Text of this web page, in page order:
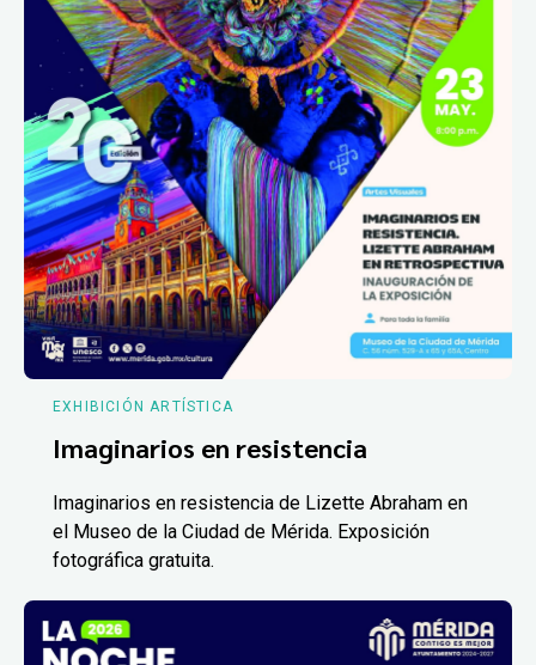
EXHIBICIÓN ARTÍSTICA
Imaginarios en resistencia
Imaginarios en resistencia de Lizette Abraham en
el Museo de la Ciudad de Mérida. Exposición
fotográfica gratuita.